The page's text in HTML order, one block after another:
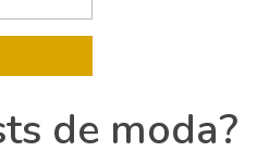
de moda?